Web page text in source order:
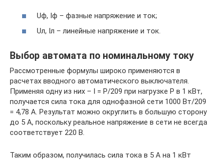
Uф, Iф – фазные напряжение и ток;
Uл, Iл – линейные напряжение и ток.
Выбор автомата по номинальному току
Рассмотренные формулы широко применяются в
расчетах вводного автоматического выключателя.
Применяя одну из них – I = P/209 при нагрузке Р в 1 кВт,
получается сила тока для однофазной сети 1000 Вт/209
= 4,78 А. Результат можно округлить в большую сторону
до 5 А, поскольку реальное напряжение в сети не всегда
соответствует 220 В.
Таким образом, получилась сила тока в 5 А на 1 кВт